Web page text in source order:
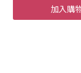
加入購